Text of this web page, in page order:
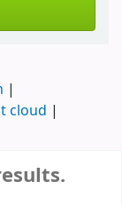
cloud